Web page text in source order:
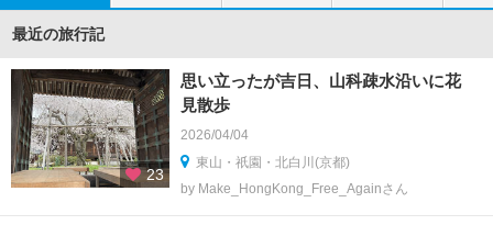
最近の旅行記
23
思い立ったが吉日、山科疎水沿いに花
見散歩
2026/04/04
東山・祇園・北白川(京都)
by Make_HongKong_Free_Againさん